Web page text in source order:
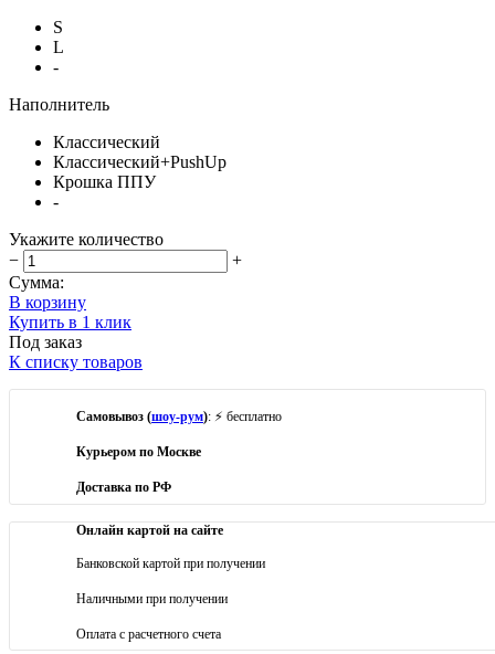
S
L
-
Наполнитель
Классический
Классический+PushUp
Крошка ППУ
-
Укажите количество
−
+
Сумма:
В корзину
Купить в 1 клик
Под заказ
К списку товаров
Самовывоз (шоу-рум): ⚡ бесплатно
Курьером по Москве
Доставка по РФ
Онлайн картой на сайте
Банковской картой при получении
Наличными при получении
Оплата с расчетного счета